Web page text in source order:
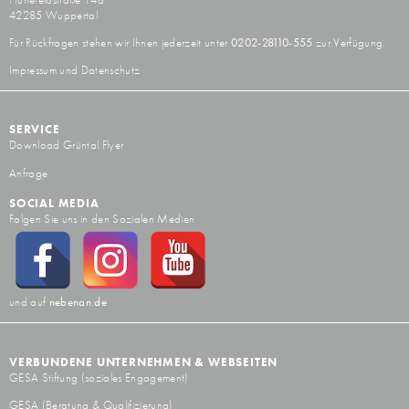
42285 Wuppertal
Für Rückfragen stehen wir Ihnen jederzeit unter 0202-28110-555 zur Verfügung.
Impressum und Datenschutz
SERVICE
Download Grüntal Flyer
Anfrage
SOCIAL MEDIA
Folgen Sie uns in den Sozialen Medien
und auf nebenan.de
VERBUNDENE UNTERNEHMEN & WEBSEITEN
GESA Stiftung (soziales Engagement)
GESA (Beratung & Qualifizierung)